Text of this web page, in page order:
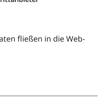
| You are awake,
fließen in die Web-